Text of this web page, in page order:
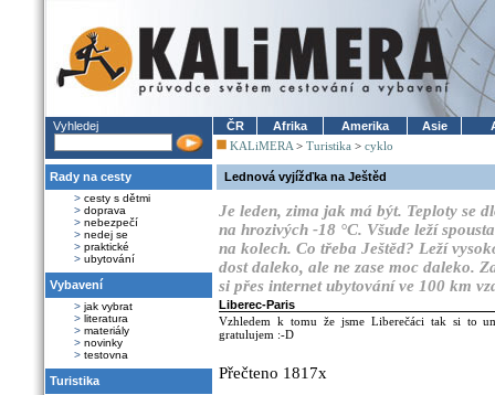
Vyhledej
Rady na cesty
> cesty s dětmi
> doprava
> nebezpečí
> nedej se
> praktické
> ubytování
Vybavení
> jak vybrat
> literatura
> materiály
> novinky
> testovna
Turistika
ČR Afrika Amerika Asie
KALiMERA > Turistika > cyklo
Lednová vyjížďka na Ještěd
Je leden, zima jak má být. Teploty se
na hrozivých -18 °C. Všude leží
na kolech. Co třeba Ještěd? Leží
dost daleko, ale ne zase moc daleko.
si přes internet ubytování ve 100 km
Liberec-Paris
Vzhledem k tomu že jsme Liberečáci tak si to
gratulujem :-D
Přečteno 1817x